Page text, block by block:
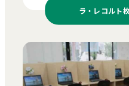
ラ・レコルト